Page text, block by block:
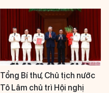
Tổng Bí thư, Chủ tịch nước
Tô Lâm chủ trì Hội nghị